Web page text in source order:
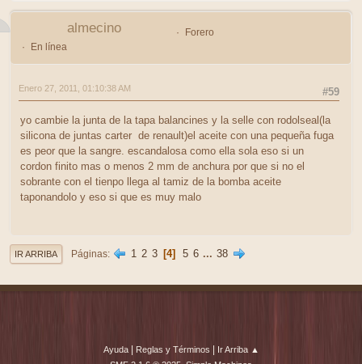
almecino
Forero
En línea
#59
Enero 27, 2011, 01:10:38 AM
yo cambie la junta de la tapa balancines y la selle con rodolseal(la
silicona de juntas carter de renault)el aceite con una pequeña fuga
es peor que la sangre. escandalosa como ella sola eso si un
cordon finito mas o menos 2 mm de anchura por que si no el
sobrante con el tienpo llega al tamiz de la bomba aceite
taponandolo y eso si que es muy malo
IR ARRIBA Páginas 1 2 3 4 5 6 ... 38
Ayuda| Reglas y Términos
Ir Arriba ▲